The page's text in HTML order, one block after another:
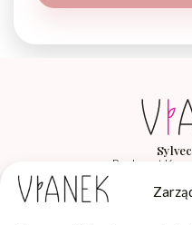
Producent